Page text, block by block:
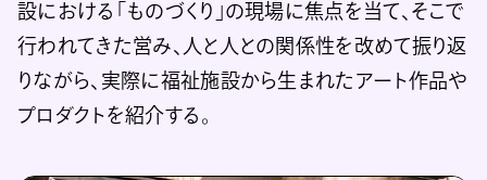
設における「ものづくり」の現場に焦点を当て、そこで
行われてきた営み、人と人との関係性を改めて振り返
りながら、実際に福祉施設から生まれたアート作品や
プロダクトを紹介する。